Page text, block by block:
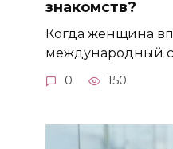
знакомств?
Когда женщина
международный
0 150